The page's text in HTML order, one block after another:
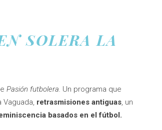
SOLERA LA
Pasión futbolera. Un programa que
Vaguada, retrasmisiones antiguas, un
basados en el fútbol.